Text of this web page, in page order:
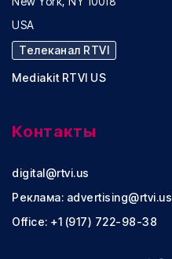
USA
Телеканал RTVI
Mediakit RTVI US
Контакты
digital@rtvi.us
Реклама: advertising@rtvi.us
Office: +1 (917) 722-98-38